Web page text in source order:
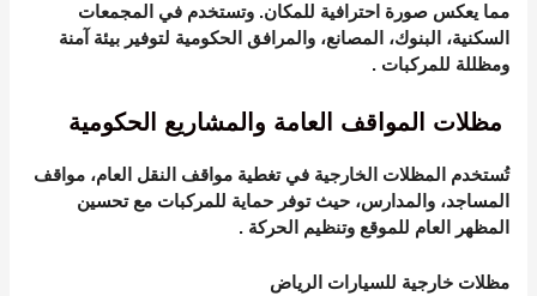
مما يعكس صورة احترافية للمكان. وتستخدم في المجمعات
السكنية، البنوك، المصانع، والمرافق الحكومية لتوفير بيئة آمنة
ومظللة للمركبات.
مظلات المواقف العامة والمشاريع الحكومية
تُستخدم المظلات الخارجية في تغطية مواقف النقل العام، مواقف
المساجد، والمدارس، حيث توفر حماية للمركبات مع تحسين
المظهر العام للموقع وتنظيم الحركة.
مظلات خارجية للسيارات الرياض